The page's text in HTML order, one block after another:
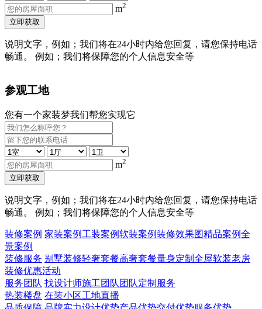
m2
立即获取
说明文字，例如；我们将在24小时内给您回复，请您保持电话
畅通。 例如；我们将保障您的个人信息安全等
参观工地
您有一个家装梦我们帮您实现它
m2
立即获取
说明文字，例如；我们将在24小时内给您回复，请您保持电话
畅通。 例如；我们将保障您的个人信息安全等
装修案例 家装案例 工装案例软装案例装修效果图精品案例全
景案例
装修服务 别墅装修轻奢套餐高奢套餐量身定制 全屋软装老房
装修优惠活动
服务团队 找设计师施工团队 团队定制服务
热装楼盘 在装小区工地直播